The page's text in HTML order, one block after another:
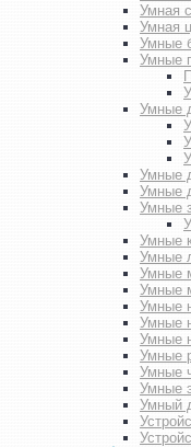
Умная
Умная
Умные
Умные
Умные
Умные
Умные
Умные
Умные
Умные
Умные
Умные
Умные
Умные
Умные
Умные
Умные
Умные
Умный